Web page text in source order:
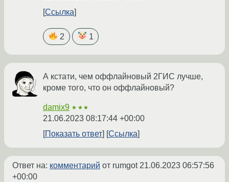
Ссылка
2 1
А кстати, чем оффлайновый 2ГИС лучше,
кроме того, что он оффлайновый?
damix9 ★★★
21.06.2023 08:17:44 +00:00
Показать ответ
Ссылка
Ответ на: комментарий от rumgot 21.06.2023 06:57:56
+00:00